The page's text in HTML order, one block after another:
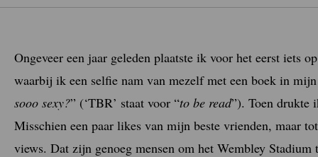
Ongeveer een jaar geleden plaatste ik voor het eerst iets
waarbij ik een selfie nam van mezelf met een boek in
sooo sexy?” (‘TBR’ staat voor “to be read”). Toen drukte
Misschien een paar likes van mijn beste vrienden, maar
views. Dat zijn genoeg mensen om het Wembley